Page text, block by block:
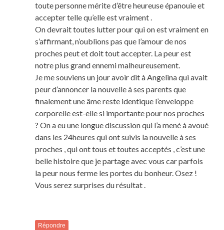
toute personne mérite d’être heureuse épanouie et
accepter telle qu’elle est vraiment .
On devrait toutes lutter pour qui on est vraiment en
s’affirmant, n’oublions pas que l’amour de nos
proches peut et doit tout accepter. La peur est
notre plus grand ennemi malheureusement.
Je me souviens un jour avoir dit à Angelina qui avait
peur d’annoncer la nouvelle à ses parents que
finalement une âme reste identique l’enveloppe
corporelle est-elle si importante pour nos proches
? On a eu une longue discussion qui l’a mené à avoué
dans les 24heures qui ont suivis la nouvelle à ses
proches , qui ont tous et toutes acceptés , c’est une
belle histoire que je partage avec vous car parfois
la peur nous ferme les portes du bonheur. Osez !
Vous serez surprises du résultat .
Répondre